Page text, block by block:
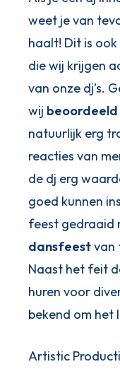
weet je van
haalt! Dit is
die wij krijgen
van onze dj’s.
wij beoordeeld
natuurlijk erg
reacties van
de dj erg
goed kunnen
feest gedraaid
dansfeestvan
Naast het feit
huren voor
bekend om het
Artistic